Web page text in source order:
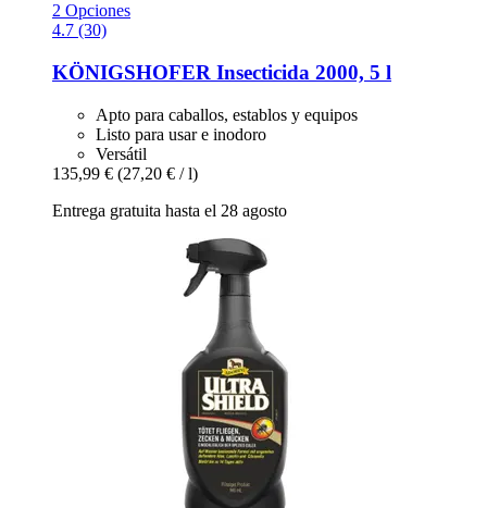
2 Opciones
4.7 (30)
KÖNIGSHOFER Insecticida 2000, 5 l
Apto para caballos, establos y equipos
Listo para usar e inodoro
Versátil
135,99 € (27,20 € / l)
Entrega gratuita hasta el 28 agosto